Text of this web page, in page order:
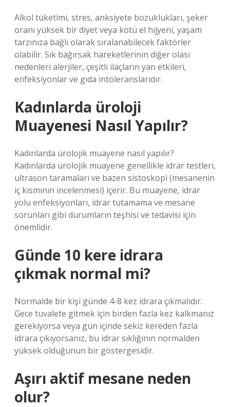
Alkol tüketimi, stres, anksiyete bozuklukları, şeker
oranı yüksek bir diyet veya kötü el hijyeni, yaşam
tarzınıza bağlı olarak sıralanabilecek faktörler
olabilir. Sık bağırsak hareketlerinin diğer olası
nedenleri alerjiler, çeşitli ilaçların yan etkileri,
enfeksiyonlar ve gıda intoleranslarıdır.
Kadınlarda üroloji
Muayenesi Nasıl Yapılır?
Kadınlarda ürolojik muayene nasıl yapılır?
Kadınlarda ürolojik muayene genellikle idrar testleri,
ultrason taramaları ve bazen sistoskopi (mesanenin
iç kısmının incelenmesi) içerir. Bu muayene, idrar
yolu enfeksiyonları, idrar tutamama ve mesane
sorunları gibi durumların teşhisi ve tedavisi için
önemlidir.
Günde 10 kere idrara
çıkmak normal mi?
Normalde bir kişi günde 4-8 kez idrara çıkmalıdır.
Gece tuvalete gitmek için birden fazla kez kalkmanız
gerekiyorsa veya gün içinde sekiz kereden fazla
idrara çıkıyorsanız, bu idrar sıklığının normalden
yüksek olduğunun bir göstergesidir.
Aşırı aktif mesane neden
olur?